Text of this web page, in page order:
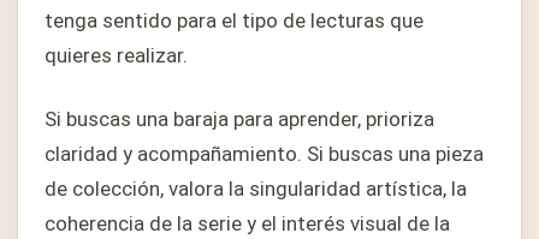
tenga sentido para el tipo de lecturas que
quieres realizar.
Si buscas una baraja para aprender, prioriza
claridad y acompañamiento. Si buscas una pieza
de colección, valora la singularidad artística, la
coherencia de la serie y el interés visual de la